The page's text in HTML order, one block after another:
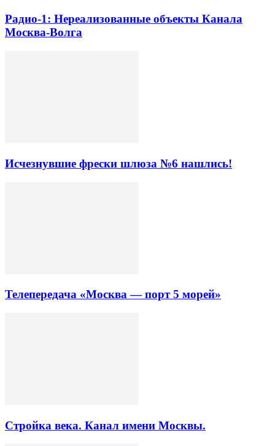
Радио-1: Нереализованные объекты Канала
Москва-Волга
Исчезнувшие фрески шлюза №6 нашлись!
Телепередача «Москва — порт 5 морей»
Стройка века. Канал имени Москвы.